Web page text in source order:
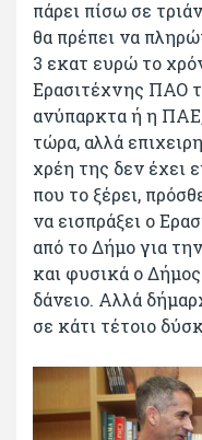
πάρει πίσω σε
θα πρέπει να
3 εκατ ευρώ το
Ερασιτέχνης ΠΑΟ
ανύπαρκτα ή η ΠΑΕ,
τώρα, αλλά
χρέη της δεν έχει
που το ξέρει,
να εισπράξει ο
από το Δήμο για
και φυσικά ο
δάνειο. Αλλά
σε κάτι τέτοιο